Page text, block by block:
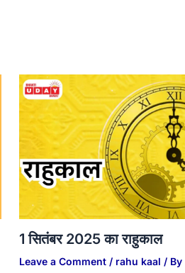
1 सितंबर 2025 का राहुकाल
Leave a Comment / rahu kaal / By